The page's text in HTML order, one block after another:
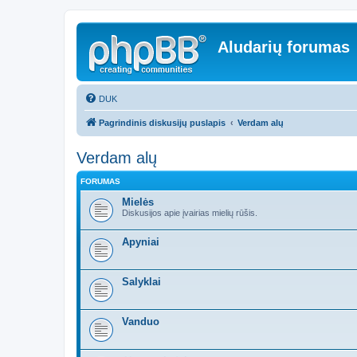
Aludarių forumas
DUK
Pagrindinis diskusijų puslapis Verdam alų
Verdam alų
FORUMAS
Mielės
Diskusijos apie įvairias mielių rūšis.
Apyniai
Salyklai
Vanduo